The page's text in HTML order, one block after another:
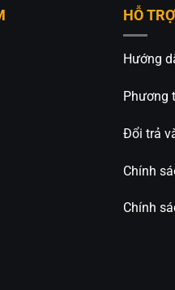
HỖ
Hướng
Phương
Đổi trả
Chính
Chính